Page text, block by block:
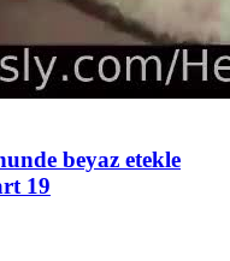
beyaz etekle
19